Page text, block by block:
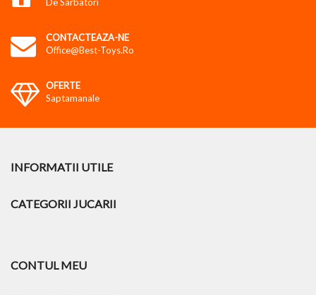
CONTACTEAZA-NE
Office@best-Toys.ro
OFERTE
Saptamanale
INFORMATII UTILE
CATEGORII JUCARII
CONTUL MEU